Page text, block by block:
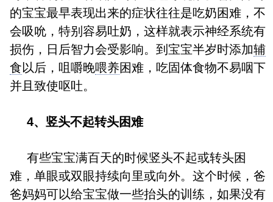
的宝宝最早表现出来的症状往往是吃奶困难，不
会吸吮，特别容易吐奶，这样就表示神经系统有
损伤，日后智力会受影响。到宝宝半岁时添加辅
食以后，咀嚼晚喂养困难，吃固体食物不易咽下
并且致使呕吐。
4、竖头不起转头困难
有些宝宝满百天的时候竖头不起或转头困
难，单眼或双眼持续向里或向外。这个时候，爸
爸妈妈可以给宝宝做一些抬头的训练，如果没有